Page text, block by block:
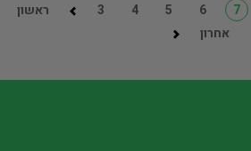
ראשון 3 4 5 6 7
אחרון